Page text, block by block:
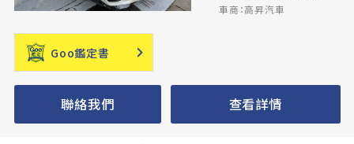
車商：高昇汽車
Goo鑑定書
聯絡我們 查看詳情